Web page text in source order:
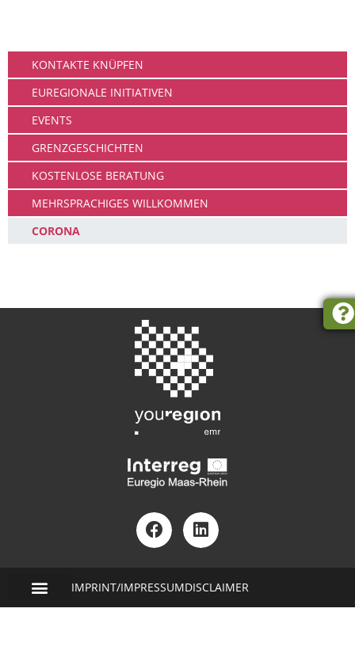
KONTAKTE KNÜPFEN
EUREGIONALE INITIATIVEN
EVENTS
GRENZGESCHICHTEN
KOSTENLOSE BERATUNG
MEHRSPRACHIGES WILLKOMMEN
CORONA
IMPRINT/IMPRESSUMDISCLAIMER